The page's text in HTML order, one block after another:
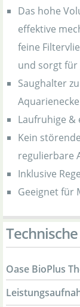
Das hohe
effektive
feine
und sorgt für
Saughalter
Aquarienecke
Laufruhige &
Kein
regulierbare
Inklusive
Geeignet für
Oase BioPlus